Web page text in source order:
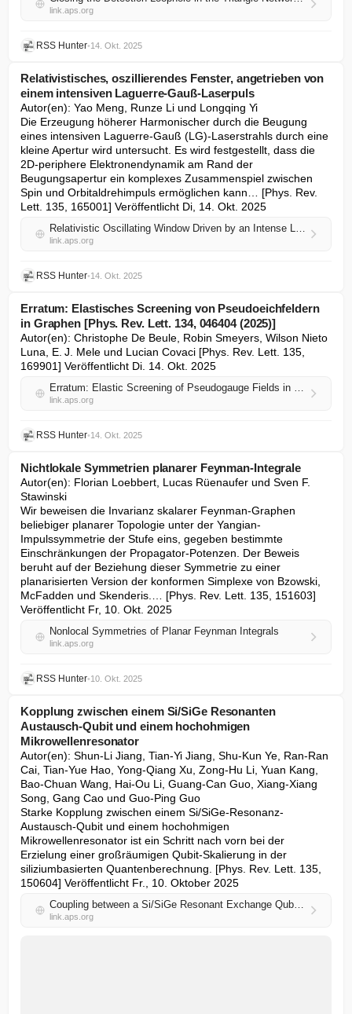
link.aps.org
RSS Hunter•14. Okt. 2025
Relativistisches, oszillierendes Fenster, angetrieben von
einem intensiven Laguerre-Gauß-Laserpuls
Autor(en): Yao Meng, Runze Li und Longqing Yi
Die Erzeugung höherer Harmonischer durch die Beugung
eines intensiven Laguerre-Gauß (LG)-Laserstrahls durch eine
kleine Apertur wird untersucht. Es wird festgestellt, dass die
2D-periphere Elektronendynamik am Rand der
Beugungsapertur ein komplexes Zusammenspiel zwischen
Spin und Orbitaldrehimpuls ermöglichen kann… [Phys. Rev.
Lett. 135, 165001] Veröffentlicht Di, 14. Okt. 2025
Relativistic Oscillating Window Driven by an Intense Laguerre-Gaussian Laser Pulse
link.aps.org
RSS Hunter•14. Okt. 2025
Erratum: Elastisches Screening von Pseudoeichfeldern
in Graphen [Phys. Rev. Lett. 134, 046404 (2025)]
Autor(en): Christophe De Beule, Robin Smeyers, Wilson Nieto
Luna, E. J. Mele und Lucian Covaci [Phys. Rev. Lett. 135,
169901] Veröffentlicht Di. 14. Okt. 2025
Erratum: Elastic Screening of Pseudogauge Fields in Graphene [Phys. Rev. Lett. 134, 046404 (2025)]
link.aps.org
RSS Hunter•14. Okt. 2025
Nichtlokale Symmetrien planarer Feynman-Integrale
Autor(en): Florian Loebbert, Lucas Rüenaufer und Sven F.
Stawinski
Wir beweisen die Invarianz skalarer Feynman-Graphen
beliebiger planarer Topologie unter der Yangian-
Impulssymmetrie der Stufe eins, gegeben bestimmte
Einschränkungen der Propagator-Potenzen. Der Beweis
beruht auf der Beziehung dieser Symmetrie zu einer
planarisierten Version der konformen Simplexe von Bzowski,
McFadden und Skenderis.… [Phys. Rev. Lett. 135, 151603]
Veröffentlicht Fr, 10. Okt. 2025
Nonlocal Symmetries of Planar Feynman Integrals
link.aps.org
RSS Hunter•10. Okt. 2025
Kopplung zwischen einem Si/SiGe Resonanten
Austausch-Qubit und einem hochohmigen
Mikrowellenresonator
Autor(en): Shun-Li Jiang, Tian-Yi Jiang, Shu-Kun Ye, Ran-Ran
Cai, Tian-Yue Hao, Yong-Qiang Xu, Zong-Hu Li, Yuan Kang,
Bao-Chuan Wang, Hai-Ou Li, Guang-Can Guo, Xiang-Xiang
Song, Gang Cao und Guo-Ping Guo
Starke Kopplung zwischen einem Si/SiGe-Resonanz-
Austausch-Qubit und einem hochohmigen
Mikrowellenresonator ist ein Schritt nach vorn bei der
Erzielung einer großräumigen Qubit-Skalierung in der
siliziumbasierten Quantenberechnung. [Phys. Rev. Lett. 135,
150604] Veröffentlicht Fr., 10. Oktober 2025
Coupling between a Si/SiGe Resonant Exchange Qubit and a High-Impedance Microwave Resonator
link.aps.org